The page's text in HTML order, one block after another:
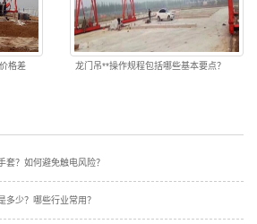
格差
龙门吊**操作规程包括哪些基本要点？
套？如何避免触电风险？
多少？哪些行业常用？